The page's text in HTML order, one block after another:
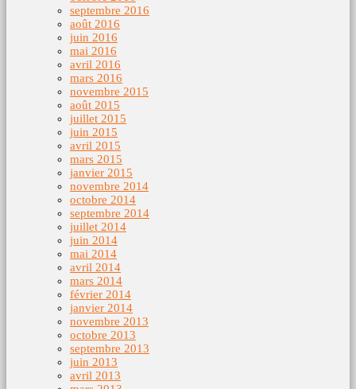
septembre 2016
août 2016
juin 2016
mai 2016
avril 2016
mars 2016
novembre 2015
août 2015
juillet 2015
juin 2015
avril 2015
mars 2015
janvier 2015
novembre 2014
octobre 2014
septembre 2014
juillet 2014
juin 2014
mai 2014
avril 2014
mars 2014
février 2014
janvier 2014
novembre 2013
octobre 2013
septembre 2013
juin 2013
avril 2013